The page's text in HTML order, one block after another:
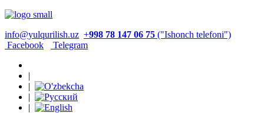
info@yulqurilish.uz +998 78 147 06 75 ("Ishonch telefoni")
Facebook
Telegram
|
|
|
|